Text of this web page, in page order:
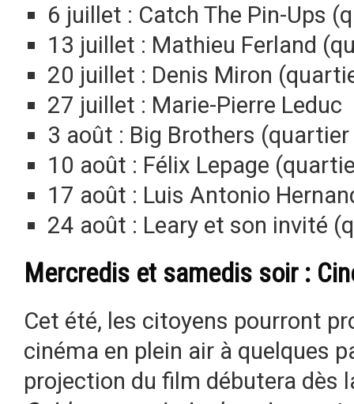
6 juillet : Catch The Pin-Ups
13 juillet : Mathieu Ferland
20 juillet : Denis Miron
27 juillet : Marie-Pierre Leduc
3 août : Big Brothers
10 août : Félix Lepage
17 août : Luis Antonio
24 août : Leary et son invité
Mercredis et samedis soir :
Cet été, les citoyens pourront
cinéma en plein air à quelques
projection du film débutera dès